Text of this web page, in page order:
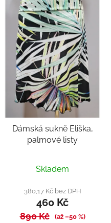
Dámská sukně Eliška,
palmové listy
Skladem
380,17 Kč bez DPH
460 Kč
890 Kč (až –50 %)